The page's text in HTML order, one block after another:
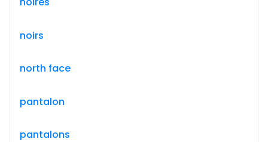
noirs
north face
pantalon
pantalons